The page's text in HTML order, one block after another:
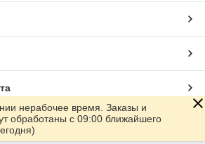
Satu.kz
нерабочее время. Заказы и
обработаны с 09:00 ближайшего